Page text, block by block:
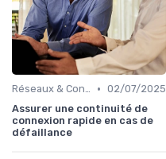
Réseaux & Connectivité • 02/07/2025
Assurer une continuité de
connexion rapide en cas de
défaillance